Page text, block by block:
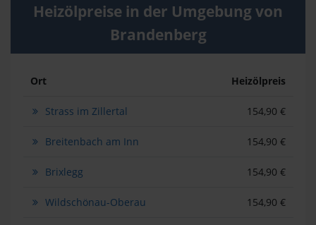
Heizölpreise in der Umgebung von
Brandenberg
Ort Heizölpreis
Strass im Zillertal 154,90 €
Breitenbach am Inn 154,90 €
Brixlegg 154,90 €
Wildschönau-Oberau 154,90 €